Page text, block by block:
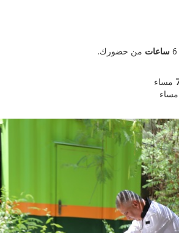
ساعات من حضورك.
مساء
مساء